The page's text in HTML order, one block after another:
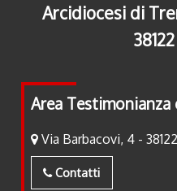
Arcidiocesi di
Area Testimonianza
Via Barbacovi, 4 -
Contatti